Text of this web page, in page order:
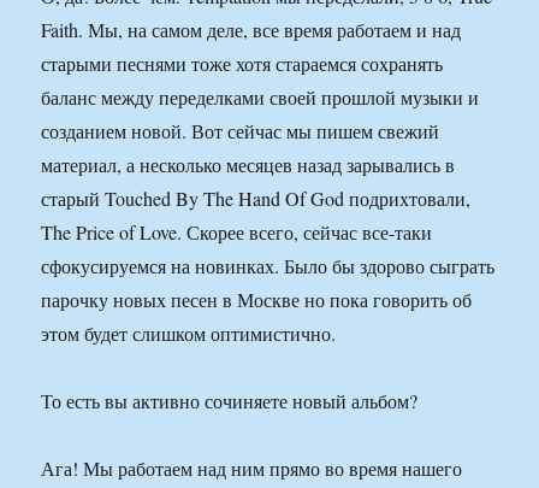
Faith. Мы, на самом деле, все время работаем и над
старыми песнями тоже хотя стараемся сохранять
баланс между переделками своей прошлой музыки и
созданием новой. Вот сейчас мы пишем свежий
материал, а несколько месяцев назад зарывались в
старый Touched By The Hand Of God подрихтовали,
The Price of Love. Скорее всего, сейчас все-таки
сфокусируемся на новинках. Было бы здорово сыграть
парочку новых песен в Москве но пока говорить об
этом будет слишком оптимистично.
То есть вы активно сочиняете новый альбом?
Ага! Мы работаем над ним прямо во время нашего